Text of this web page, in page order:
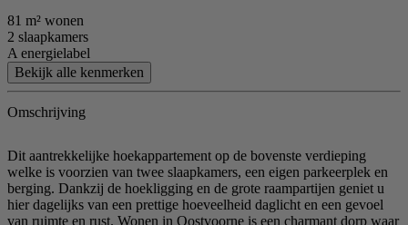
81 m² wonen
2 slaapkamers
A energielabel
Bekijk alle kenmerken
Omschrijving
Dit aantrekkelijke hoekappartement op de bovenste verdieping
welke is voorzien van twee slaapkamers, een eigen parkeerplek en
berging. Dankzij de hoekligging en de grote raampartijen geniet u
hier dagelijks van een prettige hoeveelheid daglicht en een gevoel
van ruimte en rust. Wonen in Oostvoorne is een charmant dorp waar